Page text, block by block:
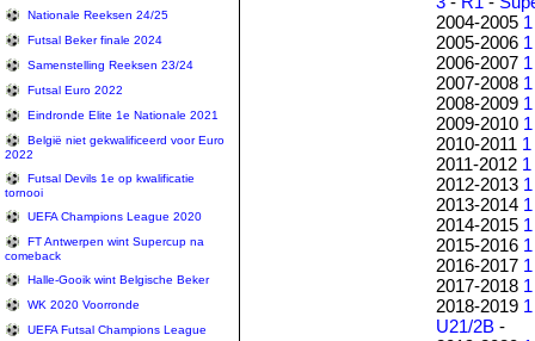
Nationale Reeksen 24/25
Futsal Beker finale 2024
Samenstelling Reeksen 23/24
Futsal Euro 2022
Eindronde Elite 1e Nationale 2021
België niet gekwalificeerd voor Euro
2022
Futsal Devils 1e op kwalificatie
tornooi
UEFA Champions League 2020
FT Antwerpen wint Supercup na
comeback
Halle-Gooik wint Belgische Beker
WK 2020 Voorronde
UEFA Futsal Champions League
2004-2005 1
2005-2006 1
2006-2007 1
2007-2008 1
2008-2009 1
2009-2010 1
2010-2011 1
2011-2012 1
2012-2013 1
2013-2014 1
2014-2015 1
2015-2016 1
2016-2017 1
2017-2018 1
2018-2019 1
U21/2B -